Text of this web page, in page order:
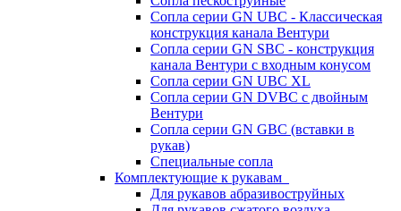
Сопла серии GN UBC - Классическая
конструкция канала Вентури
Сопла серии GN SBC - конструкция
канала Вентури c входным конусом
Сопла серии GN UBC XL
Сопла серии GN DVBC с двойным
Вентури
Сопла серии GN GBC (вставки в
рукав)
Специальные сопла
Комплектующие к рукавам
Для рукавов абразивоструйных